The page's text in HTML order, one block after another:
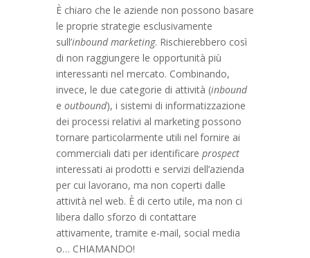
È chiaro che le aziende non possono basare
le proprie strategie esclusivamente
sull’inbound marketing. Rischierebbero così
di non raggiungere le opportunità più
interessanti nel mercato. Combinando,
invece, le due categorie di attività (inbound
e outbound), i sistemi di informatizzazione
dei processi relativi al marketing possono
tornare particolarmente utili nel fornire ai
commerciali dati per identificare prospect
interessati ai prodotti e servizi dell’azienda
per cui lavorano, ma non coperti dalle
attività nel web. È di certo utile, ma non ci
libera dallo sforzo di contattare
attivamente, tramite e-mail, social media
o… CHIAMANDO!